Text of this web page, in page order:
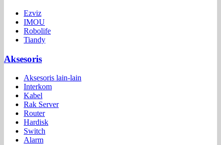
Ezviz
IMOU
Robolife
Tiandy
Aksesoris
Aksesoris lain-lain
Interkom
Kabel
Rak Server
Router
Hardisk
Switch
Alarm